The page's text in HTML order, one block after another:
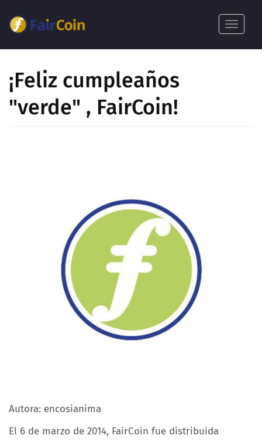
Toggle
¡Feliz cumpleaños
"verde" , FairCoin!
Autora: encosianima
El 6 de marzo de 2014, FairCoin fue distribuida